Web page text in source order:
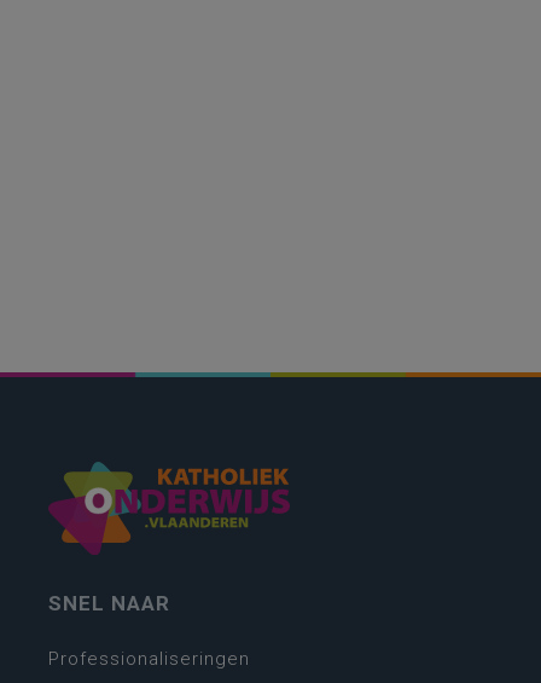
SNEL NAAR
Professionaliseringen